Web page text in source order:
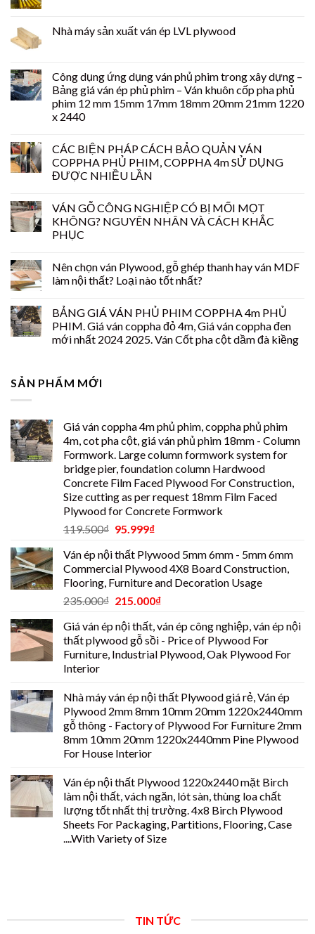
Nhà máy sản xuất ván ép LVL plywood
Công dụng ứng dụng ván phủ phim trong xây dựng –
Bảng giá ván ép phủ phim – Ván khuôn cốp pha phủ
phim 12 mm 15mm 17mm 18mm 20mm 21mm 1220
x 2440
CÁC BIỆN PHÁP CÁCH BẢO QUẢN VÁN
COPPHA PHỦ PHIM, COPPHA 4m SỬ DỤNG
ĐƯỢC NHIỀU LẦN
VÁN GỖ CÔNG NGHIỆP CÓ BỊ MỐI MỌT
KHÔNG? NGUYÊN NHÂN VÀ CÁCH KHẮC
PHỤC
Nên chọn ván Plywood, gỗ ghép thanh hay ván MDF
làm nội thất? Loại nào tốt nhất?
BẢNG GIÁ VÁN PHỦ PHIM COPPHA 4m PHỦ
PHIM. Giá ván coppha đỏ 4m, Giá ván coppha đen
mới nhất 2024 2025. Ván Cốt pha cột dầm đà kiềng
SẢN PHẨM MỚI
Giá ván coppha 4m phủ phim, coppha phủ phim
4m, cot pha cột, giá ván phủ phim 18mm - Column
Formwork. Large column formwork system for
bridge pier, foundation column Hardwood
Concrete Film Faced Plywood For Construction,
Size cutting as per request 18mm Film Faced
Plywood for Concrete Formwork
119.500₫ 95.999₫
Ván ép nội thất Plywood 5mm 6mm - 5mm 6mm
Commercial Plywood 4X8 Board Construction,
Flooring, Furniture and Decoration Usage
235.000₫ 215.000₫
Giá ván ép nội thất, ván ép công nghiệp, ván ép nội
thất plywood gỗ sồi - Price of Plywood For
Furniture, Industrial Plywood, Oak Plywood For
Interior
Nhà máy ván ép nội thất Plywood giá rẻ, Ván ép
Plywood 2mm 8mm 10mm 20mm 1220x2440mm
gỗ thông - Factory of Plywood For Furniture 2mm
8mm 10mm 20mm 1220x2440mm Pine Plywood
For House Interior
Ván ép nội thất Plywood 1220x2440 mặt Birch
làm nội thất, vách ngăn, lót sàn, thùng loa chất
lượng tốt nhất thị trường. 4x8 Birch Plywood
Sheets For Packaging, Partitions, Flooring, Case
....With Variety of Size
TIN TỨC